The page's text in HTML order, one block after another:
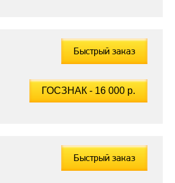
Быстрый заказ
Быстрый заказ